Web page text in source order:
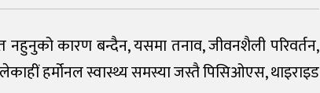
नहुनुको कारण बन्दैन, यसमा तनाव, जीवनशैली परिवर्तन,
हर्मोनल स्वास्थ्य समस्या जस्तै पिसिओएस, थाइराइड